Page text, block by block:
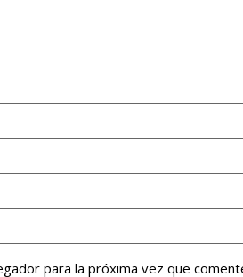
para la próxima vez que